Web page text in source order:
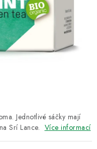
Kontakt
obchodu
Jednotlivé sáčky mají
Srí Lance. Více informací